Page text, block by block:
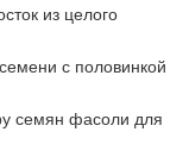
из целого
с половинкой
семян фасоли для